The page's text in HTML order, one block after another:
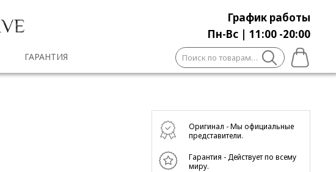
График работы
Пн-Вс | 11:00 -20:00
ГАРАНТИЯ Искать:
Оригинал - Мы официальные
представители.
Гарантия - Действует по всему
миру.